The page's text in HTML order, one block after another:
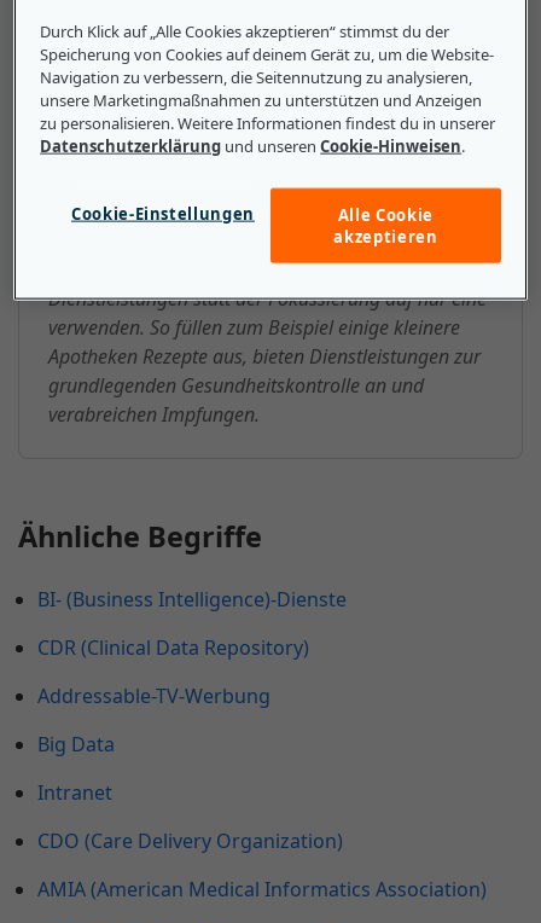
CDOs werden in zwei Hauptkategorien unterteilt.
Erstens gibt es große Ärzteverbunde, die häufig
physische und psychische Patientenversorgung und
Krankenhäuser vereinen. Und zweitens gibt es
kleinere Praxisverbunde, die in der Regel nicht über
die organisatorischen Ressourcen einer CDO
verfügen. KMU können aber CDOs als Vorbild
bezüglich der Bereitstellung mehrerer verbundener
Dienstleistungen statt der Fokussierung auf nur eine
verwenden. So füllen zum Beispiel einige kleinere
Apotheken Rezepte aus, bieten Dienstleistungen zur
grundlegenden Gesundheitskontrolle an und
verabreichen Impfungen.
Ähnliche Begriffe
BI- (Business Intelligence)-Dienste
CDR (Clinical Data Repository)
Addressable-TV-Werbung
Big Data
Intranet
CDO (Care Delivery Organization)
AMIA (American Medical Informatics Association)
Durch Klick auf „Alle Cookies akzeptieren“ stimmst du der
Speicherung von Cookies auf deinem Gerät zu, um die Website-
Navigation zu verbessern, die Seitennutzung zu analysieren,
unsere Marketingmaßnahmen zu unterstützen und Anzeigen
zu personalisieren. Weitere Informationen findest du in unserer
Datenschutzerklärung und unserenCookie-Hinweisen.
Cookie-Einstellungen
Alle Cookie
akzeptieren